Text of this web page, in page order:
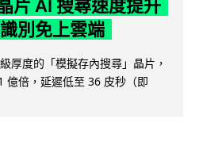
片 AI 搜尋速度提升
別免上雲端
厚度的「模擬存內搜尋」晶片，
億倍，延遲低至 36 皮秒（即